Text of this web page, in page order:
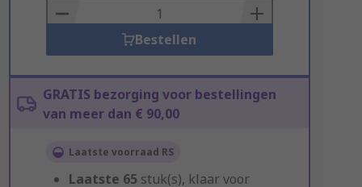
Basket
Bestellen
GRATIS bezorging voor bestellingen
van meer dan € 90,00
Laatste voorraad RS
Laatste 65 stuk(s), klaar voor